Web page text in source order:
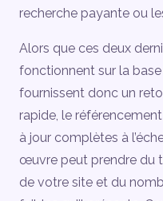
recherche payante ou
Alors que ces deux
fonctionnent sur la
fournissent donc un
rapide, le
à jour complètes à
œuvre peut prendre du
de votre site et du